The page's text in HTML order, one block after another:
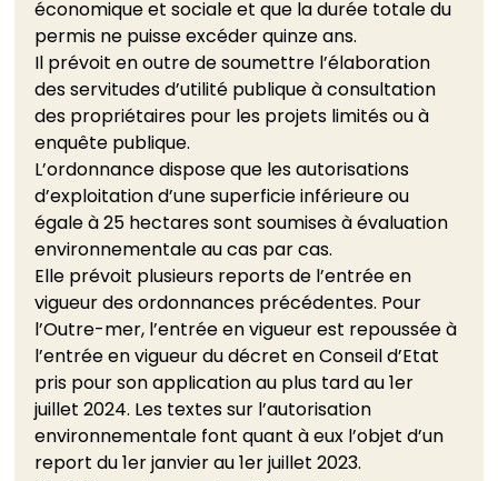
économique et sociale et que la durée totale du
permis ne puisse excéder quinze ans.
Il prévoit en outre de soumettre l’élaboration
des servitudes d’utilité publique à consultation
des propriétaires pour les projets limités ou à
enquête publique.
L’ordonnance dispose que les autorisations
d’exploitation d’une superficie inférieure ou
égale à 25 hectares sont soumises à évaluation
environnementale au cas par cas.
Elle prévoit plusieurs reports de l’entrée en
vigueur des ordonnances précédentes. Pour
l’Outre-mer, l’entrée en vigueur est repoussée à
l’entrée en vigueur du décret en Conseil d’Etat
pris pour son application au plus tard au 1er
juillet 2024. Les textes sur l’autorisation
environnementale font quant à eux l’objet d’un
report du 1er janvier au 1er juillet 2023.